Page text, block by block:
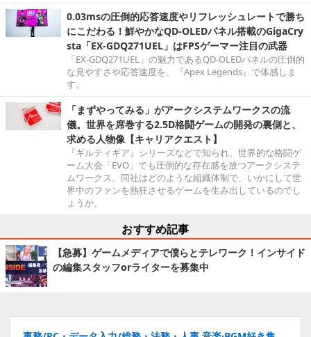
0.03msの圧倒的応答速度やリフレッシュレートで勝ち
にこだわる！鮮やかなQD-OLEDパネル搭載のGigaCry
sta「EX-GDQ271UEL」はFPSゲーマー注目の武器
「EX-GDQ271UEL」の魅力であるQD-OLEDパネルの圧倒的
な見やすさや応答速度を、『Apex Legends』で体感しま
す。
「まずやってみる」がアークシステムワークスの流
儀。世界を席巻する2.5D格闘ゲームの開発の裏側と、
求める人物像【キャリアクエスト】
『ギルティギア』シリーズなどで知られ、世界的な格闘ゲ
ーム大会「EVO」でも圧倒的な存在感を放つアークシステ
ムワークス。同社はどのような組織体制で、いかにして世
界中のファンを熱狂させるゲームを生み出しているのでし
ょうか。
おすすめ記事
【急募】ゲームメディアで僕らとテレワーク！インサイド
の編集スタッフorライターを募集中